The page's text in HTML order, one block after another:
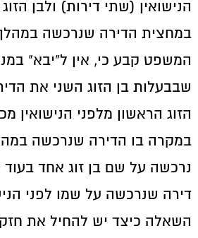
הנישואין (שתי דירות) ולבן
במחצית הדירה שנרכשה במהלך
המשפט קבע כי, אין ל"יבא"
שבבעלות בן הזוג השני את
הזוג הראשון מלפני הנישואין
במקרה בו הדירה שנרכשה
נרכשה על שם בן זוג אחד בעוד
דירה שנרכשה על שמו לפני
השאלה כיצד יש להחיל את